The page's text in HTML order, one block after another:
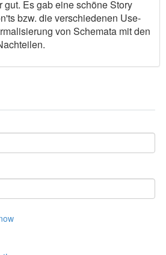
gut. Es gab eine schöne Story
bzw. die verschiedenen Use-
von Schemata mit den